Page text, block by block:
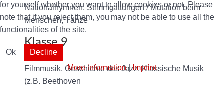
Nationalhymnen, Stimmgattungen / Mutation beim
Menschen, Tänze
Klasse 9
Filmmusik, Geschichte des Jazz, Klassische Musik
(z.B. Beethoven
for yourself whether you want to allow cookies or not. Please
note that if you reject them, you may not be able to use all the
functionalities of the site.
Ok
Decline
More information|Imprint